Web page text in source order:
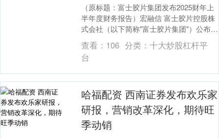
（原标题：富士胶片集团发布2025财年上
半年度财务报告）宏融信 富士胶片控股株
式会社（以下简称"富士胶片集团"）公布了
2025财年上半年财务业绩。数据显示，截
至....
查看： 106 分类： 十大炒股杠杆平
台
哈福配资 西南证券发布欢乐家
研报，营销改革深化，期待旺
季动销